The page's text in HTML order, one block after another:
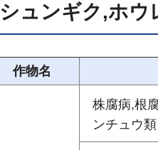
シュンギク,ホウ
作物名
株腐病,根
ンチュウ類